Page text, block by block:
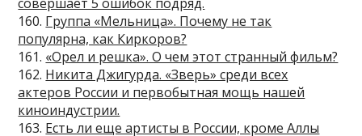
160. Группа «Мельница». Почему не так
популярна, как Киркоров?
161. «Орел и решка». О чем этот странный фильм?
162. Никита Джигурда. «Зверь» среди всех
актеров России и первобытная мощь нашей
киноиндустрии.
163. Есть ли еще артисты в России, кроме Аллы